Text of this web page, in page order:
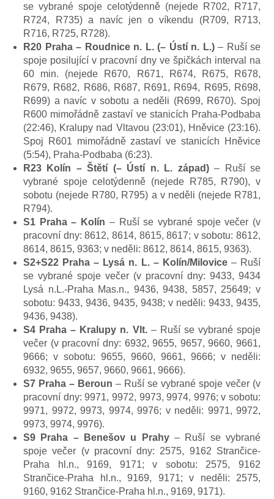
se vybrané spoje celotýdenně (nejede R702, R717,
R724, R735) a navíc jen o víkendu (R709, R713,
R716, R725, R728).
R20 Praha – Roudnice n. L. (– Ústí n. L.)– Ruší se
spoje posilující v pracovní dny ve špičkách interval na
60 min. (nejede R670, R671, R674, R675, R678,
R679, R682, R686, R687, R691, R694, R695, R698,
R699) a navíc v sobotu a neděli (R699, R670). Spoj
R600 mimořádně zastaví ve stanicích Praha-Podbaba
(22:46), Kralupy nad Vltavou (23:01), Hněvice (23:16).
Spoj R601 mimořádně zastaví ve stanicích Hněvice
(5:54), Praha-Podbaba (6:23).
R23 Kolín – Štětí (– Ústí n. L. západ)– Ruší se
vybrané spoje celotýdenně (nejede R785, R790), v
sobotu (nejede R780, R795) a v neděli (nejede R781,
R794).
S1 Praha – Kolín – Ruší se vybrané spoje večer (v
pracovní dny: 8612, 8614, 8615, 8617; v sobotu: 8612,
8614, 8615, 9363; v neděli: 8612, 8614, 8615, 9363).
S2+S22 Praha – Lysá n. L. – Kolín/Milovice– Ruší
se vybrané spoje večer (v pracovní dny: 9433, 9434
Lysá n.L.-Praha Mas.n., 9436, 9438, 5857, 25649; v
sobotu: 9433, 9436, 9435, 9438; v neděli: 9433, 9435,
9436, 9438).
S4 Praha – Kralupy n. Vlt.– Ruší se vybrané spoje
večer (v pracovní dny: 6932, 9655, 9657, 9660, 9661,
9666; v sobotu: 9655, 9660, 9661, 9666; v neděli:
6932, 9655, 9657, 9660, 9661, 9666).
S7 Praha – Beroun – Ruší se vybrané spoje večer (v
pracovní dny: 9971, 9972, 9973, 9974, 9976; v sobotu:
9971, 9972, 9973, 9974, 9976; v neděli: 9971, 9972,
9973, 9974, 9976).
S9 Praha – Benešov u Prahy– Ruší se vybrané
spoje večer (v pracovní dny: 2575, 9162 Strančice-
Praha hl.n., 9169, 9171; v sobotu: 2575, 9162
Strančice-Praha hl.n., 9169, 9171; v neděli: 2575,
9160, 9162 Strančice-Praha hl.n., 9169, 9171).